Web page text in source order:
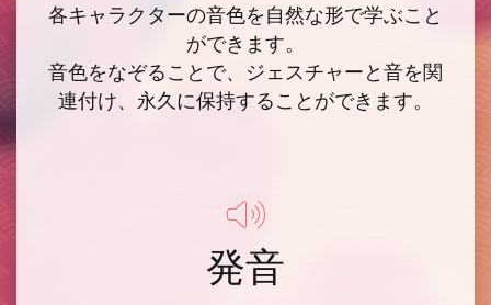
各キャラクターの音色を自然な形で学ぶこと
ができます。
音色をなぞることで、ジェスチャーと音を関
連付け、永久に保持することができます。
発音